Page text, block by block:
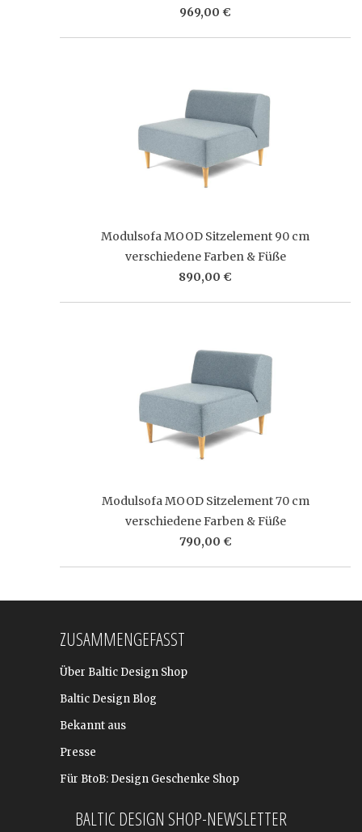
969,00 €
Modulsofa MOOD Sitzelement 90 cm
verschiedene Farben & Füße
890,00 €
Modulsofa MOOD Sitzelement 70 cm
verschiedene Farben & Füße
790,00 €
ZUSAMMENGEFASST
Über Baltic Design Shop
Baltic Design Blog
Bekannt aus
Presse
Für BtoB: Design Geschenke Shop
BALTIC DESIGN SHOP-NEWSLETTER